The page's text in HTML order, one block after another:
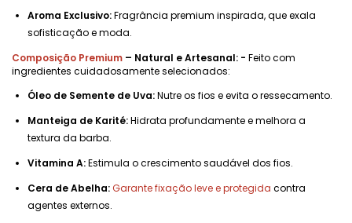
Aroma Exclusivo:Fragrância premium inspirada, que exala
sofisticação e moda.
Composição Premium – Natural e Artesanal: - Feito com
ingredientes cuidadosamente selecionados:
Óleo de Semente de Uva:Nutre os fios e evita o ressecamento.
Manteiga de Karité:Hidrata profundamente e melhora a
textura da barba.
Vitamina A:Estimula o crescimento saudável dos fios.
Cera de Abelha:Garante fixação leve e protegida contra
agentes externos.